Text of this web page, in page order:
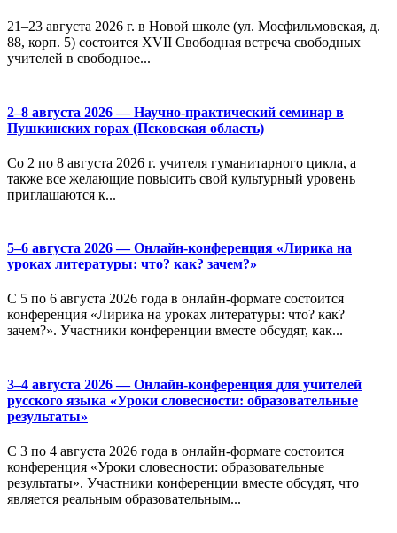
21–23 августа 2026 г. в Новой школе (ул. Мосфильмовская, д.
88, корп. 5) состоится XVII Свободная встреча свободных
учителей в свободное...
2–8 августа 2026 — Научно-практический семинар в
Пушкинских горах (Псковская область)
Со 2 по 8 августа 2026 г. учителя гуманитарного цикла, а
также все желающие повысить свой культурный уровень
приглашаются к...
5–6 августа 2026 — Онлайн-конференция «Лирика на
уроках литературы: что? как? зачем?»
С 5 по 6 августа 2026 года в онлайн-формате состоится
конференция «Лирика на уроках литературы: что? как?
зачем?». Участники конференции вместе обсудят, как...
3–4 августа 2026 — Онлайн-конференция для учителей
русского языка «Уроки словесности: образовательные
результаты»
С 3 по 4 августа 2026 года в онлайн-формате состоится
конференция «Уроки словесности: образовательные
результаты». Участники конференции вместе обсудят, что
является реальным образовательным...